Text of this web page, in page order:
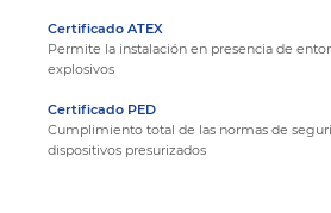
Certificado ATEX
Permite la instalación en presencia de
explosivos
Certificado PED
Cumplimiento total de las normas de
dispositivos presurizados